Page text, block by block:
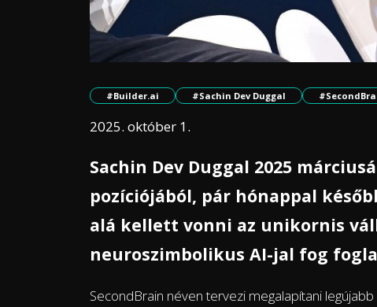
#Builder.ai #Sachin Dev Duggal
2025. október 1.
Sachin Dev Duggal 2025
pozíciójából, pár hónappal
alá kellett vonni az unikornis
neuroszimbolikus AI-jal fog
SecondBrain néven tervezi megalapítani